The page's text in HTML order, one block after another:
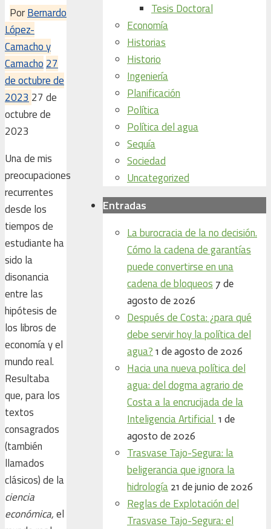
PorBernardo
López-
Camacho y
Camacho 27
de octubre de
2023 27 de
octubre de
2023
Una de mis
preocupaciones
recurrentes
desde los
tiempos de
estudiante ha
sido la
disonancia
entre las
hipótesis de
los libros de
economía y el
mundo real.
Resultaba
que, para los
textos
consagrados
(también
llamados
clásicos) de la
ciencia
económica,el
Tesis Doctoral
Economía
Historias
Historio
Ingeniería
Planificación
Política
Política del agua
Sequía
Sociedad
Uncategorized
Entradas
La burocracia de la no decisión.
Cómo la cadena de garantías
puede convertirse en una
cadena de bloqueos 7 de
agosto de 2026
Después de Costa: ¿para qué
debe servir hoy la política del
agua? 1 de agosto de 2026
Hacia una nueva política del
agua: del dogma agrario de
Costa a la encrucijada de la
Inteligencia Artificial 1 de
agosto de 2026
Trasvase Tajo-Segura: la
beligerancia que ignora la
hidrología 21 de junio de 2026
Reglas de Explotación del
Trasvase Tajo-Segura: el